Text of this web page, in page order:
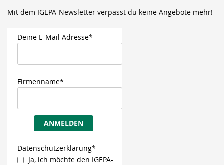
Mit dem IGEPA-Newsletter verpasst du keine Angebote mehr!
Deine E-Mail Adresse*
Firmenname*
ANMELDEN
Datenschutzerklärung*
Ja, ich möchte den IGEPA-